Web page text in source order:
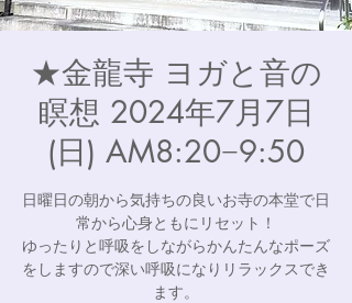
★金龍寺 ヨガと音の
瞑想 2024年7月7日
(日) AM8:20−9:50
日曜日の朝から気持ちの良いお寺の本堂で日
常から心身ともにリセット！
ゆったりと呼吸をしながらかんたんなポーズ
をしますので深い呼吸になりリラックスでき
ます。